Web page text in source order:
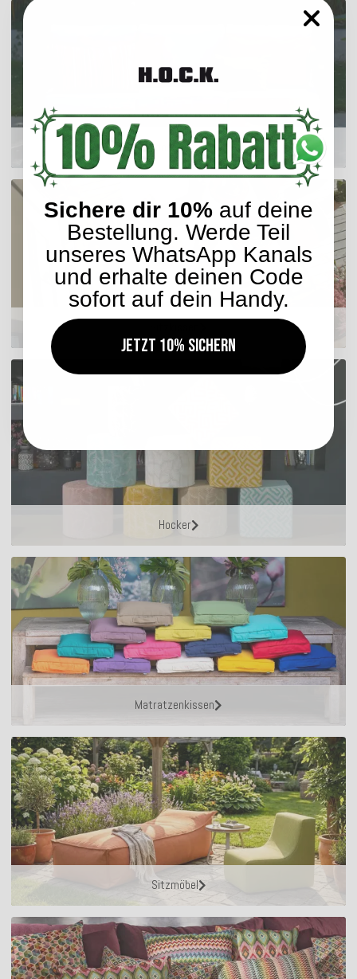
Outdoor Kissen
Hocker
Matratzenkissen
Sitzmöbel
Sichere dir 10% auf deine
Bestellung. Werde Teil
unseres WhatsApp Kanals
und erhalte deinen Code
sofort auf dein Handy.
Jetzt 10% sichern